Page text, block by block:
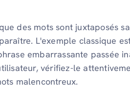
des mots sont juxtaposés
L'exemple classique
embarrassante passée
vérifiez-le
malencontreux.